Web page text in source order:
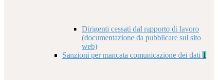
Dirigenti cessati dal rapporto di lavoro
(documentazione da pubblicare sul sito
web)
Sanzioni per mancata comunicazione dei dati 1